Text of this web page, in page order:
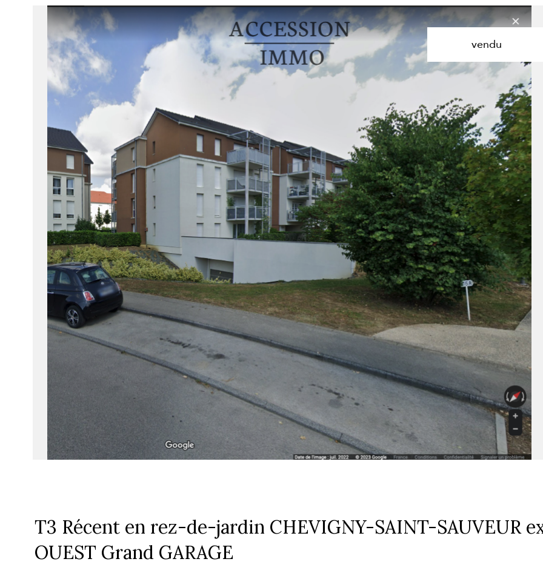
de l'ancien
Type de bien 1 1
Localisation
aucune annonce trouvée
Appartement 21800 - Chevigny-Saint-Sauveur 3 Pièces vendu
T3 Récent en rez-de-jardin CHEVIGNY-SAINT-SAUVEUR
OUEST Grand GARAGE